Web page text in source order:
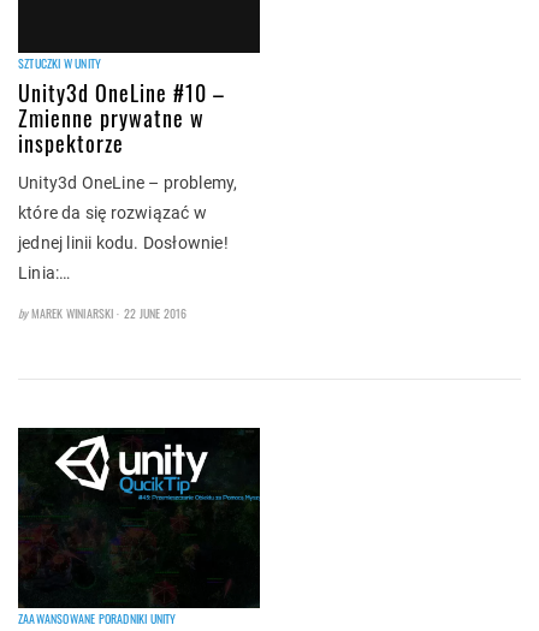
SZTUCZKI W UNITY
Unity3d OneLine #10 –
Zmienne prywatne w
inspektorze
Unity3d OneLine – problemy,
które da się rozwiązać w
jednej linii kodu. Dosłownie!
Linia:…
byMAREK WINIARSKI POSTED
22 JUNE 2016
ZAAWANSOWANE PORADNIKI UNITY